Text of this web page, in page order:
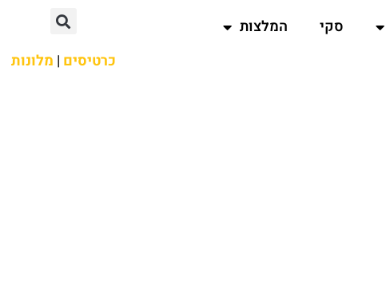
סקי
המלצות
כרטיסים | מלונות